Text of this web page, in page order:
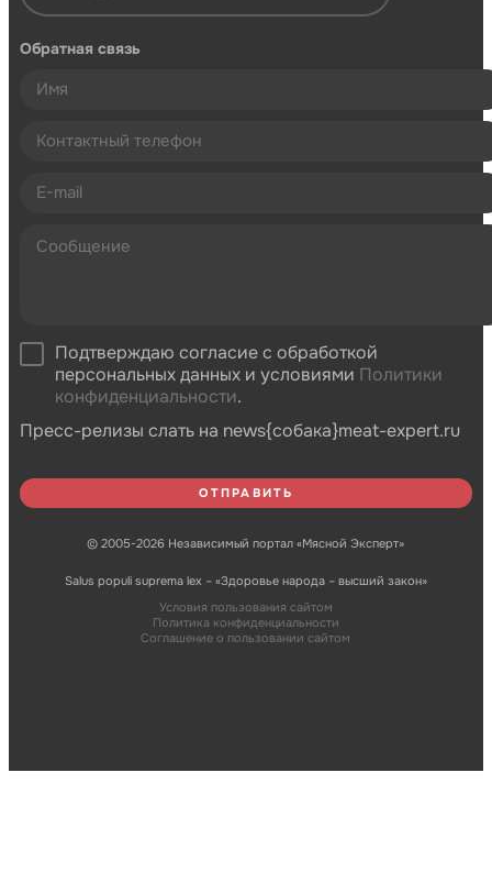
Обратная связь
Подтверждаю согласие с обработкой
персональных данных и условиями Политики
конфиденциальности.
Пресс-релизы слать на news{собака}meat-expert.ru
© 2005-2026 Независимый портал «Мясной Эксперт»
Salus populi suprema lex – «Здоровье народа – высший закон»
Условия пользования сайтом
Политика конфиденциальности
Соглашение о пользовании сайтом